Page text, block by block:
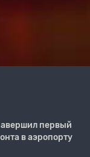
первый
в аэропорту